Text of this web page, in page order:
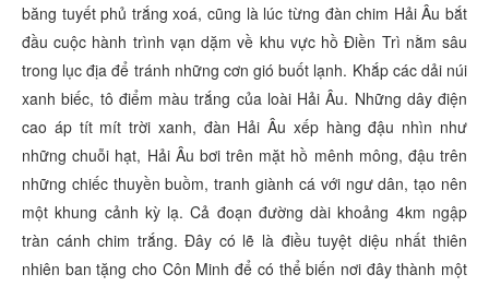
băng tuyết phủ trắng xoá, cũng là lúc từng đàn chim Hải Âu bắt
đầu cuộc hành trình vạn dặm về khu vực hồ Điền Trì nằm sâu
trong lục địa để tránh những cơn gió buốt lạnh. Khắp các dải núi
xanh biếc, tô điểm màu trắng của loài Hải Âu. Những dây điện
cao áp tít mít trời xanh, đàn Hải Âu xếp hàng đậu nhìn như
những chuỗi hạt, Hải Âu bơi trên mặt hồ mênh mông, đậu trên
những chiếc thuyền buồm, tranh giành cá với ngư dân, tạo nên
một khung cảnh kỳ lạ. Cả đoạn đường dài khoảng 4km ngập
tràn cánh chim trắng. Đây có lẽ là điều tuyệt diệu nhất thiên
nhiên ban tặng cho Côn Minh để có thể biến nơi đây thành một